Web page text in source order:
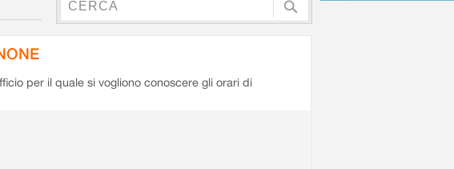
per il quale si vogliono conoscere gli orari di